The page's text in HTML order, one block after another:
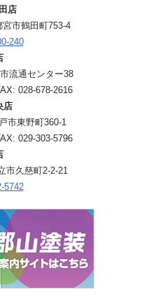
店
市鶴田町753-4
240
流通センター38
028-678-2616
店
市東野町360-1
029-303-5796
市久慈町2-2-21
5742